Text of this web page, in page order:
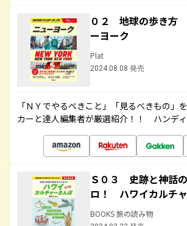
０２ 地球の歩き方
ーヨーク
Plat
2024.08.08 発売
「ＮＹでやるべきこと」「見るべきもの」
カーと達人編集者が厳選紹介！！ ハンディ
Ｓ０３ 史跡と神話
ロ！ ハワイカルチ
BOOKS 旅の読み物